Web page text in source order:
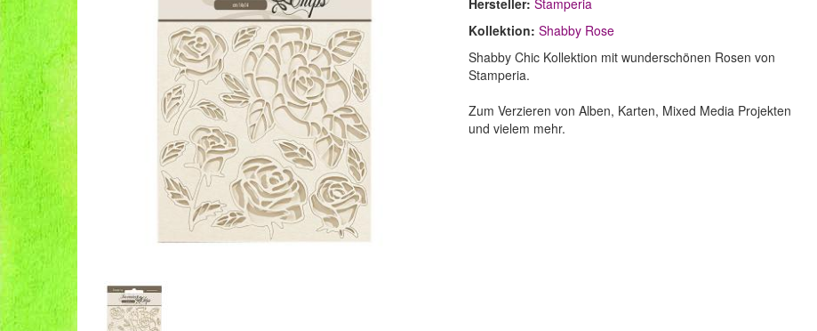
Hersteller: Stamperia
Kollektion: Shabby Rose
Shabby Chic Kollektion mit wunderschönen Rosen von
Stamperia.
Zum Verzieren von Alben, Karten, Mixed Media Projekten
und vielem mehr.